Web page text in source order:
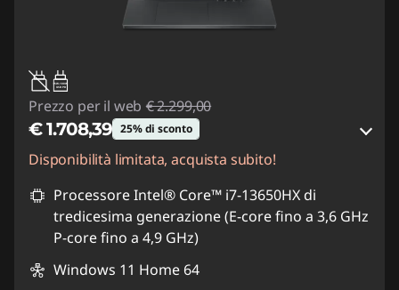
95W-100W
USB PD
Prezzo per il web € 2.299,00
€ 1.708,39 25% di sconto
Risparmi eCoupon :-€ 590,61
Usa il coupon :LUGLIO
Disponibilità limitata, acquista subito!
Processore Intel® Core™ i7-13650HX di
tredicesima generazione (E-core fino a 3,6 GHz
P-core fino a 4,9 GHz)
Windows 11 Home 64